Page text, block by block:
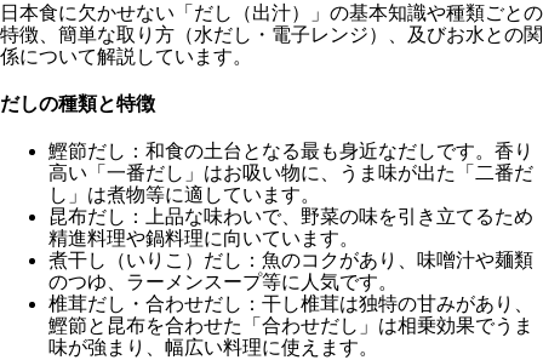
日本食に欠かせない「だし（出汁）」の基本知識や種類ごとの
特徴、簡単な取り方（水だし・電子レンジ）、及びお水との関
係について解説しています。
だしの種類と特徴
鰹節だし ：和食の土台となる最も身近なだしです。香り
高い「一番だし」はお吸い物に、うま味が出た「二番だ
し」は煮物等に適しています。
昆布だし ：上品な味わいで、野菜の味を引き立てるため
精進料理や鍋料理に向いています。
煮干し（いりこ）だし ：魚のコクがあり、味噌汁や麺類
のつゆ、ラーメンスープ等に人気です。
椎茸だし・合わせだし ：干し椎茸は独特の甘みがあり、
鰹節と昆布を合わせた「合わせだし」は相乗効果でうま
味が強まり、幅広い料理に使えます。